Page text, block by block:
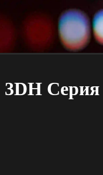
3DH Серия